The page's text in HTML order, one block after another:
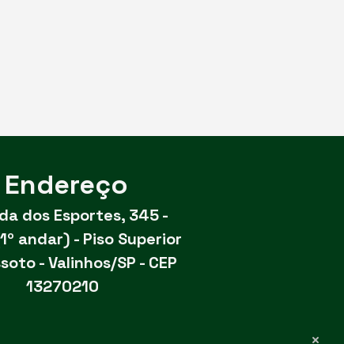
Endereço
dos Esportes, 345 -
andar) - Piso Superior
- Valinhos/SP - CEP
13270210